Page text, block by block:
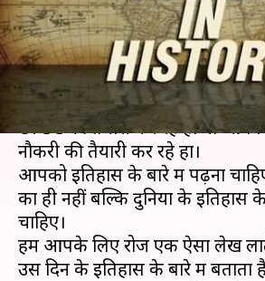
लेखन मोना दीक्षित Feb 10, 2020 09:10 am
क्या है खबर?
इतिहास के बारे में सबको पता होना
UPSC की तैयारी कर रहे हों या आप
नौकरी की तैयारी कर रहे हों।
आपको इतिहास के बारे में पढ़ना
का ही नहीं बल्कि दुनिया के इतिहास
चाहिए।
हम आपके लिए रोज एक ऐसा लेख
उस दिन के इतिहास के बारे में बताता